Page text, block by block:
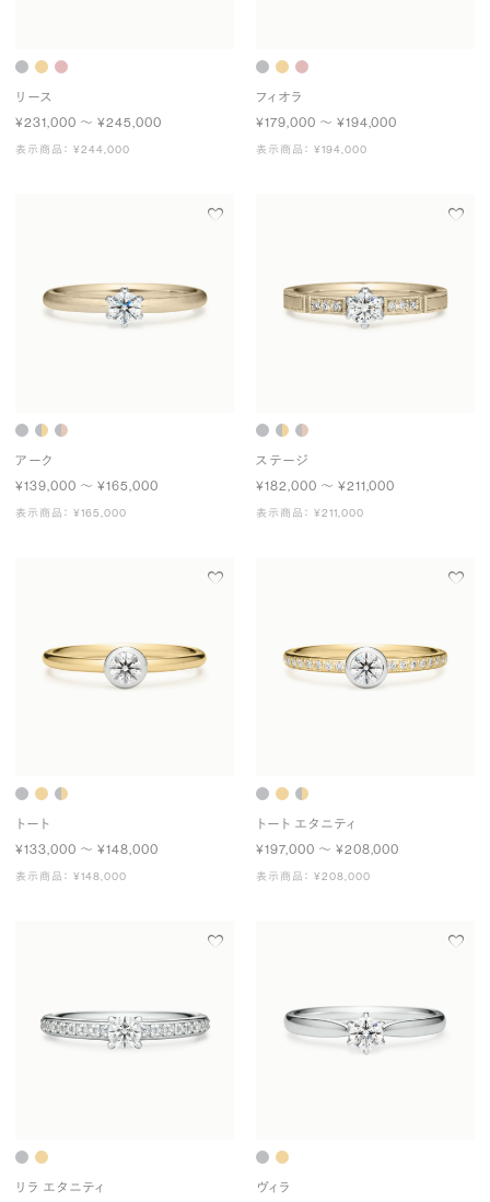
リース
¥231,000 〜 ¥245,000
表示商品： ¥244,000
フィオラ
¥179,000 〜 ¥194,000
表示商品： ¥194,000
アーク
¥139,000 〜 ¥165,000
表示商品： ¥165,000
ステージ
¥182,000 〜 ¥211,000
表示商品： ¥211,000
トート
¥133,000 〜 ¥148,000
表示商品： ¥148,000
トート エタニティ
¥197,000 〜 ¥208,000
表示商品： ¥208,000
リラ エタニティ ヴィラ